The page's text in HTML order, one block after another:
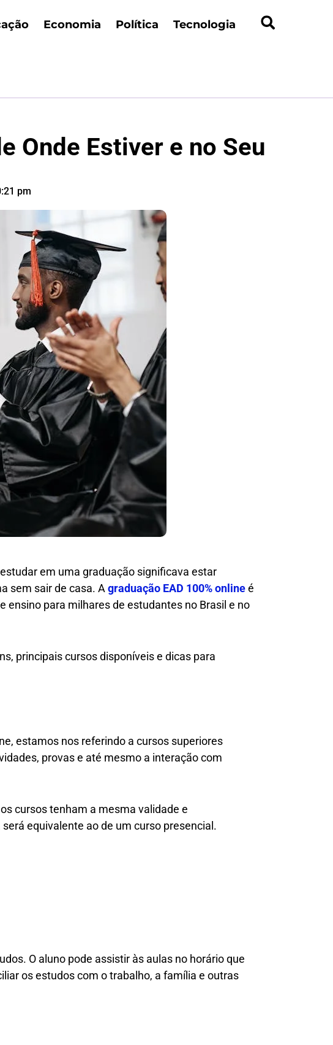
Economia Política Tecnologia
Onde Estiver e no Seu
pm
em uma graduação significava estar
sem sair de casa. A graduação EAD 100% onlineé
ensino para milhares de estudantes no Brasil e no
principais cursos disponíveis e dicas para
estamos nos referindo a cursos superiores
provas e até mesmo a interação com
cursos tenham a mesma validade e
equivalente ao de um curso presencial.
O aluno pode assistir às aulas no horário que
os estudos com o trabalho, a família e outras